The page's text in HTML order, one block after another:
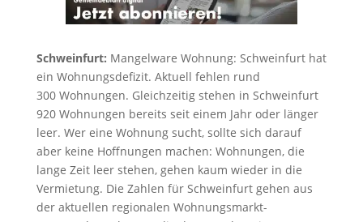
Schweinfurt: Mangelware Wohnung: Schweinfurt hat
ein Wohnungsdefizit. Aktuell fehlen rund
300 Wohnungen. Gleichzeitig stehen in Schweinfurt
920 Wohnungen bereits seit einem Jahr oder länger
leer. Wer eine Wohnung sucht, sollte sich darauf
aber keine Hoffnungen machen: Wohnungen, die
lange Zeit leer stehen, gehen kaum wieder in die
Vermietung. Die Zahlen für Schweinfurt gehen aus
der aktuellen regionalen Wohnungsmarkt-